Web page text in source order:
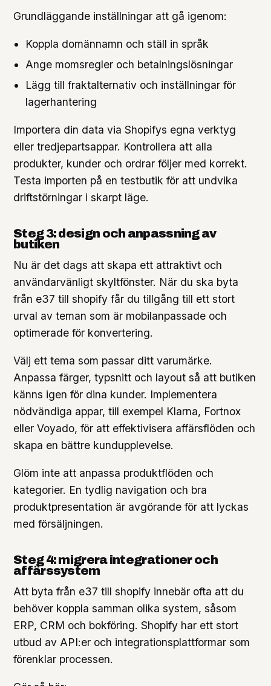
Grundläggande inställningar att gå igenom:
Koppla domännamn och ställ in språk
Ange momsregler och betalningslösningar
Lägg till fraktalternativ och inställningar för
lagerhantering
Importera din data via Shopifys egna verktyg
eller tredjepartsappar. Kontrollera att alla
produkter, kunder och ordrar följer med korrekt.
Testa importen på en testbutik för att undvika
driftstörningar i skarpt läge.
Steg 3: design och anpassning av
butiken
Nu är det dags att skapa ett attraktivt och
användarvänligt skyltfönster. När du ska byta
från e37 till shopify får du tillgång till ett stort
urval av teman som är mobilanpassade och
optimerade för konvertering.
Välj ett tema som passar ditt varumärke.
Anpassa färger, typsnitt och layout så att butiken
känns igen för dina kunder. Implementera
nödvändiga appar, till exempel Klarna, Fortnox
eller Voyado, för att effektivisera affärsflöden och
skapa en bättre kundupplevelse.
Glöm inte att anpassa produktflöden och
kategorier. En tydlig navigation och bra
produktpresentation är avgörande för att lyckas
med försäljningen.
Steg 4: migrera integrationer och
affärssystem
Att byta från e37 till shopify innebär ofta att du
behöver koppla samman olika system, såsom
ERP, CRM och bokföring. Shopify har ett stort
utbud av API:er och integrationsplattformar som
förenklar processen.